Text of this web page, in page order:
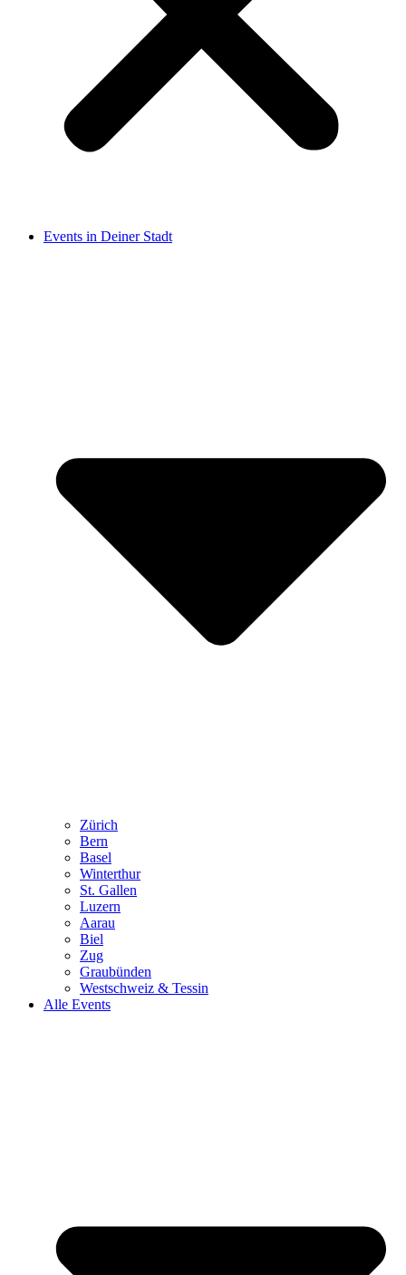
Events in Deiner Stadt
Zürich
Bern
Basel
Winterthur
St. Gallen
Luzern
Aarau
Biel
Zug
Graubünden
Westschweiz & Tessin
Alle Events